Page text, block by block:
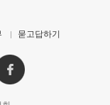
묻고답하기